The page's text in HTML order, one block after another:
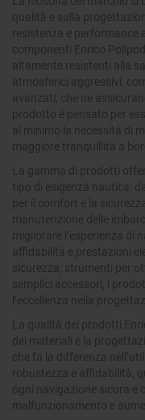
qualità e sulla
resistenza e performance
componenti Enrico
altamente resistenti alla
atmosferici aggressivi,
avanzati, che ne
prodotto è pensato per
al minimo la necessità di
maggiore tranquillità a
La gamma di prodotti
tipo di esigenza nautica:
per il comfort e la
manutenzione delle
migliorare l’esperienza di
affidabilità e prestazioni
sicurezza, strumenti per
semplici accessori, i
l’eccellenza nella
La qualità dei prodotti
dei materiali e la
che fa la differenza
robustezza e affidabilità,
ogni navigazione sicura e
malfunzionamento e